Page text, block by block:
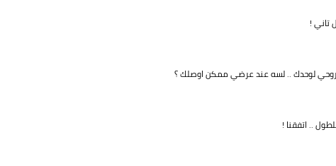
تاني !
لوحدك .. لسه عند عرضي ممكن اوصلك ؟
.. اتفقنا !